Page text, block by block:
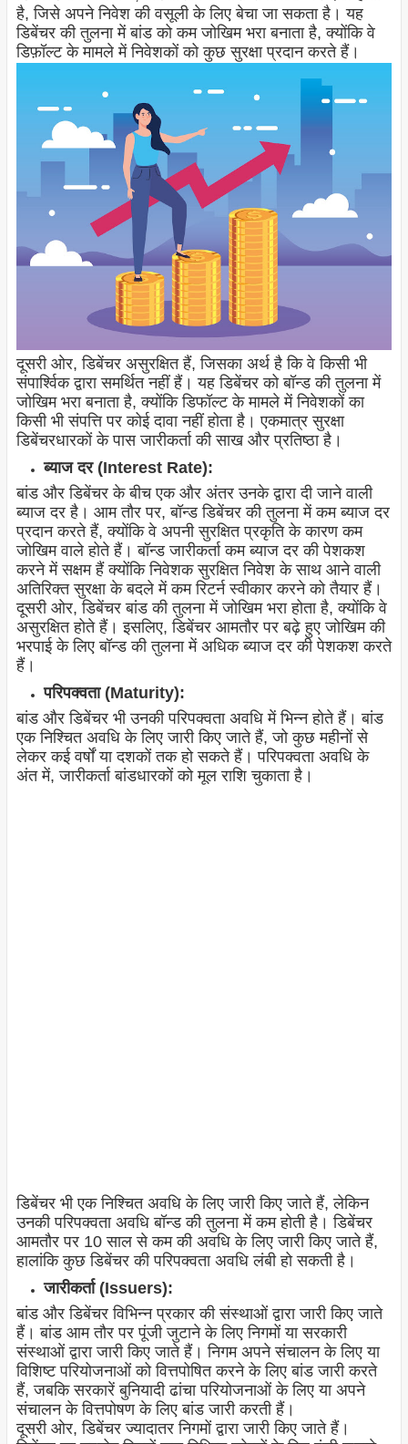
है, जिसे अपने निवेश की वसूली के लिए बेचा जा सकता है। यह
डिबेंचर की तुलना में बांड को कम जोखिम भरा बनाता है, क्योंकि वे
डिफ़ॉल्ट के मामले में निवेशकों को कुछ सुरक्षा प्रदान करते हैं।
दूसरी ओर, डिबेंचर असुरक्षित हैं, जिसका अर्थ है कि वे किसी भी
संपार्श्विक द्वारा समर्थित नहीं हैं। यह डिबेंचर को बॉन्ड की तुलना में
जोखिम भरा बनाता है, क्योंकि डिफॉल्ट के मामले में निवेशकों का
किसी भी संपत्ति पर कोई दावा नहीं होता है। एकमात्र सुरक्षा
डिबेंचरधारकों के पास जारीकर्ता की साख और प्रतिष्ठा है।
ब्याज दर (Interest Rate):
बांड और डिबेंचर के बीच एक और अंतर उनके द्वारा दी जाने वाली
ब्याज दर है। आम तौर पर, बॉन्ड डिबेंचर की तुलना में कम ब्याज दर
प्रदान करते हैं, क्योंकि वे अपनी सुरक्षित प्रकृति के कारण कम
जोखिम वाले होते हैं। बॉन्ड जारीकर्ता कम ब्याज दर की पेशकश
करने में सक्षम हैं क्योंकि निवेशक सुरक्षित निवेश के साथ आने वाली
अतिरिक्त सुरक्षा के बदले में कम रिटर्न स्वीकार करने को तैयार हैं।
दूसरी ओर, डिबेंचर बांड की तुलना में जोखिम भरा होता है, क्योंकि वे
असुरक्षित होते हैं। इसलिए, डिबेंचर आमतौर पर बढ़े हुए जोखिम की
भरपाई के लिए बॉन्ड की तुलना में अधिक ब्याज दर की पेशकश करते
हैं।
परिपक्वता (Maturity):
बांड और डिबेंचर भी उनकी परिपक्वता अवधि में भिन्न होते हैं। बांड
एक निश्चित अवधि के लिए जारी किए जाते हैं, जो कुछ महीनों से
लेकर कई वर्षों या दशकों तक हो सकते हैं। परिपक्वता अवधि के
अंत में, जारीकर्ता बांडधारकों को मूल राशि चुकाता है।
डिबेंचर भी एक निश्चित अवधि के लिए जारी किए जाते हैं, लेकिन
उनकी परिपक्वता अवधि बॉन्ड की तुलना में कम होती है। डिबेंचर
आमतौर पर 10 साल से कम की अवधि के लिए जारी किए जाते हैं,
हालांकि कुछ डिबेंचर की परिपक्वता अवधि लंबी हो सकती है।
जारीकर्ता (Issuers):
बांड और डिबेंचर विभिन्न प्रकार की संस्थाओं द्वारा जारी किए जाते
हैं। बांड आम तौर पर पूंजी जुटाने के लिए निगमों या सरकारी
संस्थाओं द्वारा जारी किए जाते हैं। निगम अपने संचालन के लिए या
विशिष्ट परियोजनाओं को वित्तपोषित करने के लिए बांड जारी करते
हैं, जबकि सरकारें बुनियादी ढांचा परियोजनाओं के लिए या अपने
संचालन के वित्तपोषण के लिए बांड जारी करती हैं।
दूसरी ओर, डिबेंचर ज्यादातर निगमों द्वारा जारी किए जाते हैं।